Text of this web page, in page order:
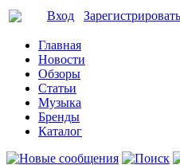
Вход
Главная
Новости
Обзоры
Статьи
Музыка
Бренды
Каталог